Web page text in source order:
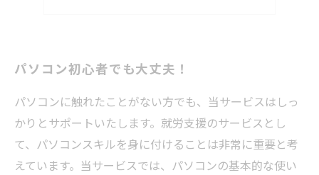
パソコン初心者でも大丈夫！
パソコンに触れたことがない方でも、当サービスはしっ
かりとサポートいたします。就労支援のサービスとし
て、パソコンスキルを身に付けることは非常に重要と考
えています。当サービスでは、パソコンの基本的な使い